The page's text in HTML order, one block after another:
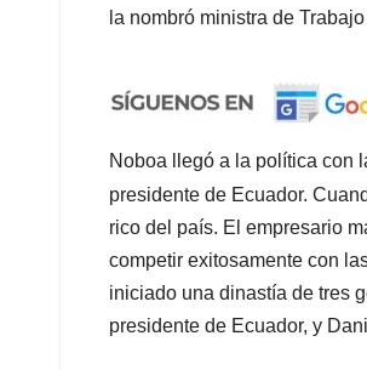
la nombró ministra de
Noboa llegó a la política con
presidente de Ecuador.
rico del país. El empresario
competir exitosamente con
iniciado una dinastía de tres
presidente de Ecuador, y